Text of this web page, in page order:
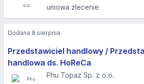
umowa zlecenie
Przedstawiciel handlowy /
handlowa ds. HoReCa
Phu Topaz Sp. z o.o.
Dodana 8 sierpnia